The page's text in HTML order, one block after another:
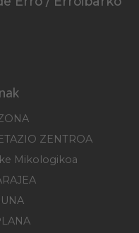
ZENTROA
Mikologikoa